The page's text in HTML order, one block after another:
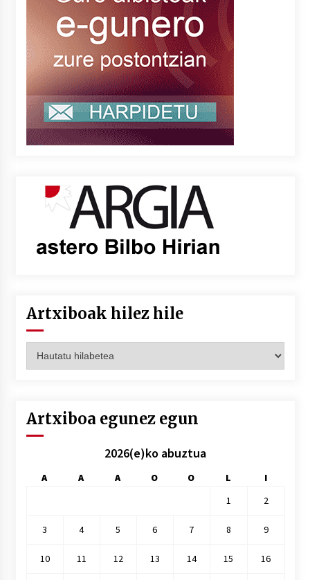
Artxiboak hilez hile
hilez
Artxiboa egunez egun
2026(e)ko abuztua
A A A O O L
I
1
2
3 4 5 6 7 8 9
10 11 12 13 14 15 16